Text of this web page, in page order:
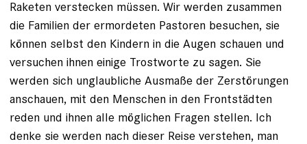
Raketen verstecken müssen. Wir werden zusammen
die Familien der ermordeten Pastoren besuchen, sie
können selbst den Kindern in die Augen schauen und
versuchen ihnen einige Trostworte zu sagen. Sie
werden sich unglaubliche Ausmaße der Zerstörungen
anschauen, mit den Menschen in den Frontstädten
reden und ihnen alle möglichen Fragen stellen. Ich
denke sie werden nach dieser Reise verstehen, man